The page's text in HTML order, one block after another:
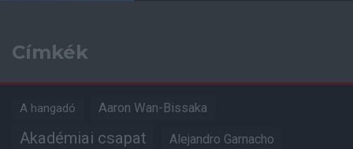
Címkék
A hangadó Aaron Wan-Bissaka
Akadémiai csapat Alejandro Garnacho